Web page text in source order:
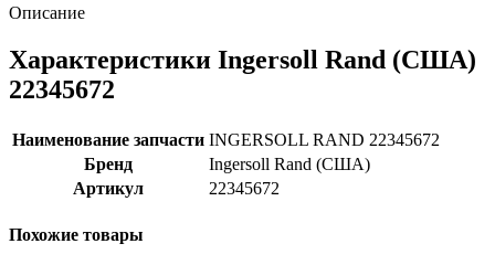
Описание
Характеристики Ingersoll Rand (США)
22345672
Наименование запчасти INGERSOLL RAND 22345672
Бренд
Ingersoll Rand (США)
Артикул
22345672
Похожие товары